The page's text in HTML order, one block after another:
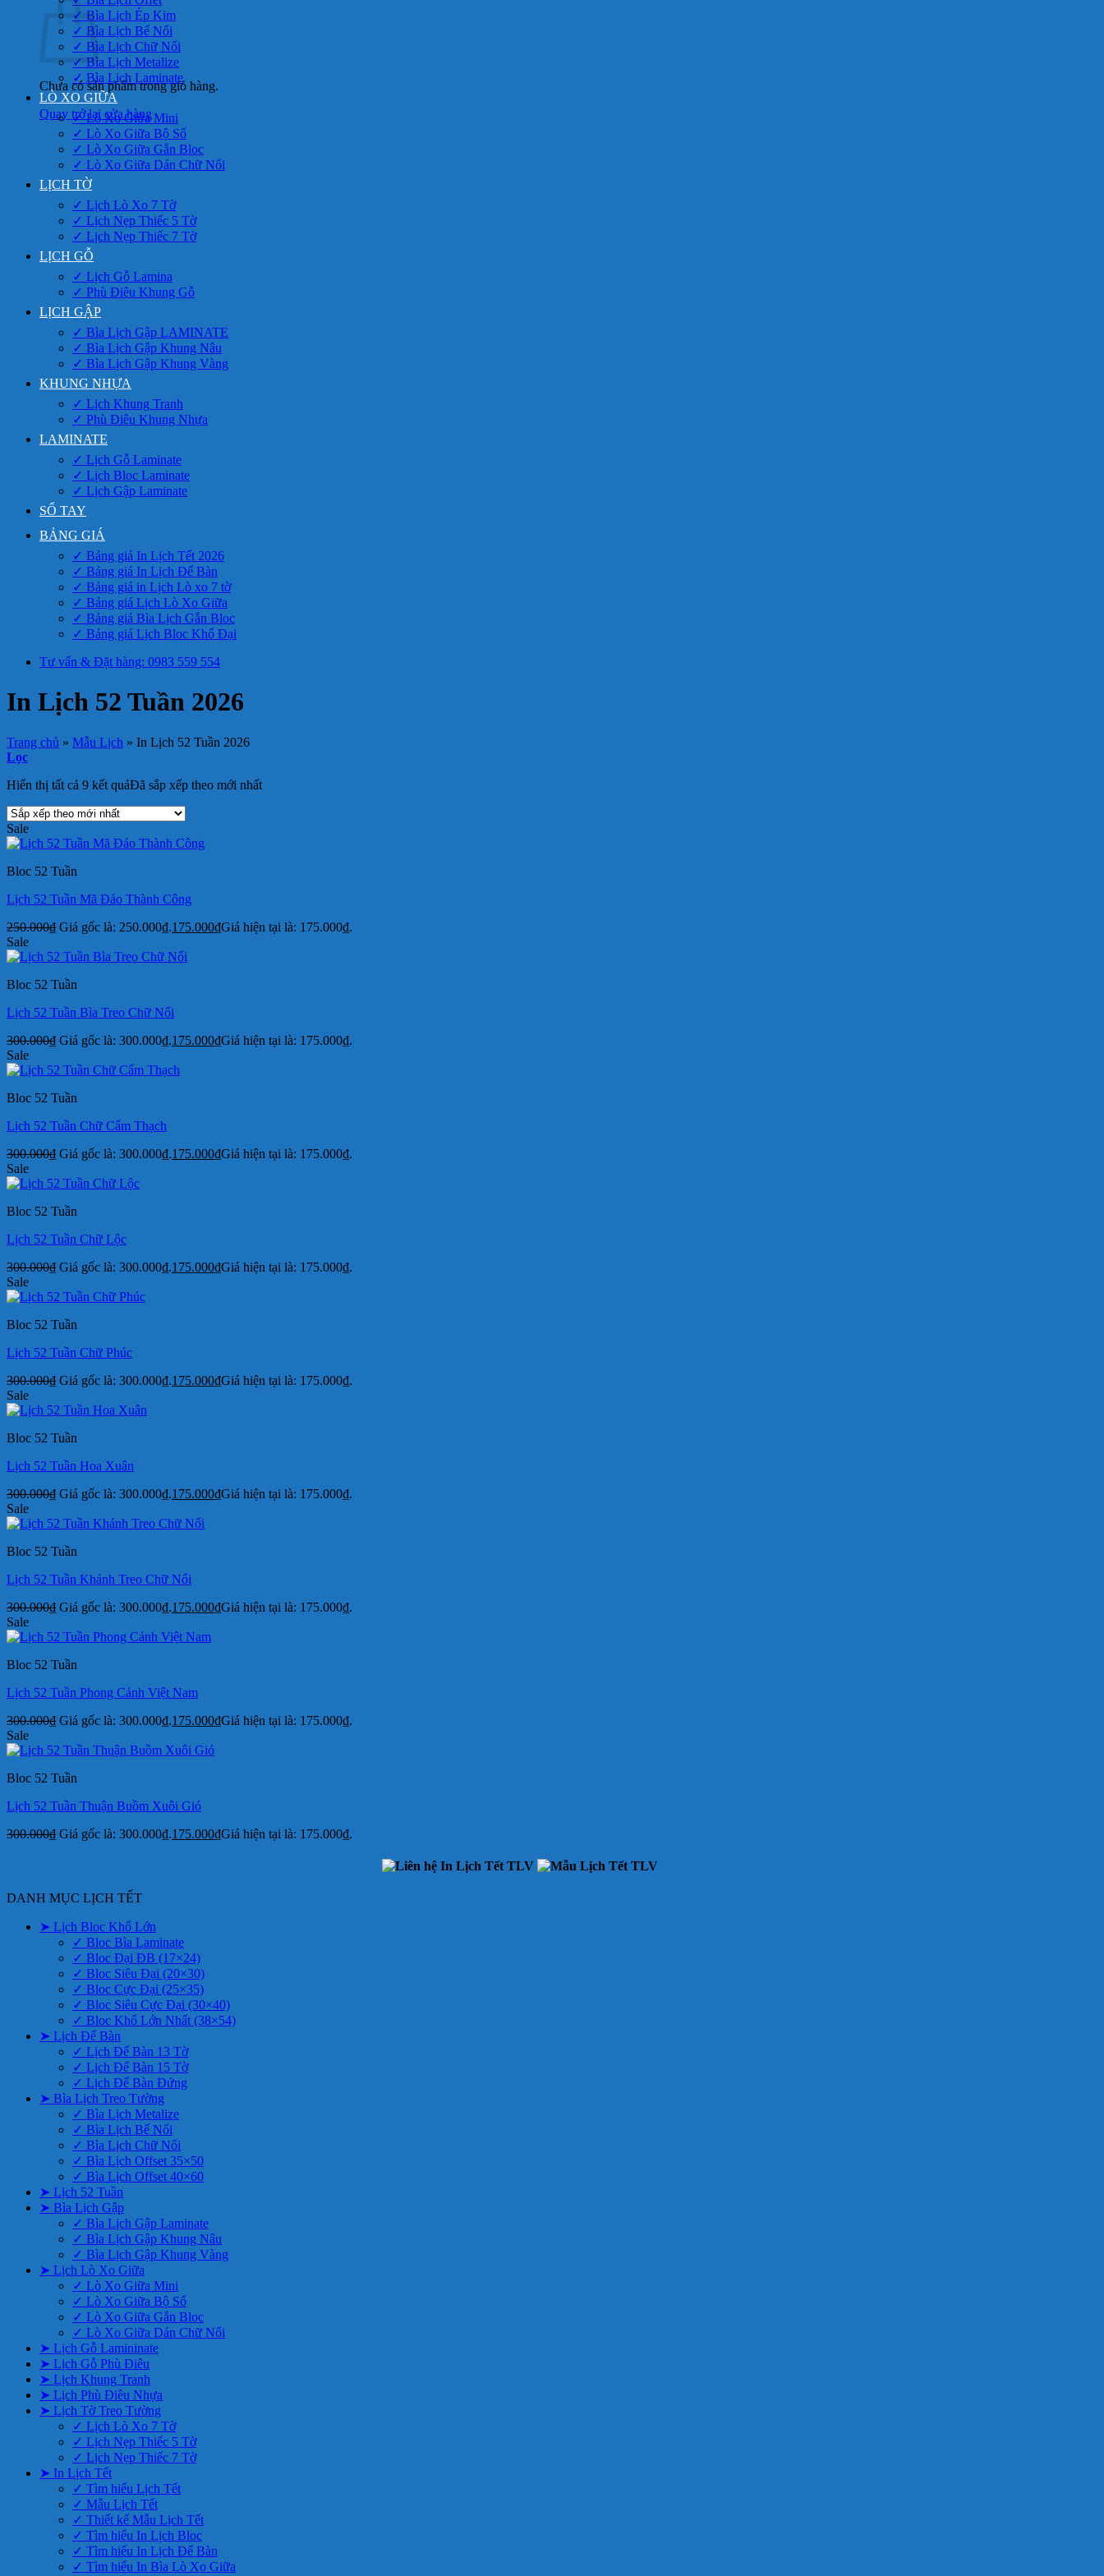
Chưa có sản phẩm trong giỏ hàng.
Quay trở lại cửa hàng
✓ Bìa Lịch Ép Kim
✓ Bìa Lịch Bế Nổi
✓ Bìa Lịch Chữ Nổi
✓ Bìa Lịch Metalize
✓ Bìa Lịch Laminate
LÒ XO GIỮA
✓ Lò Xo Giữa Mini
✓ Lò Xo Giữa Bộ Số
✓ Lò Xo Giữa Gắn Bloc
✓ Lò Xo Giữa Dán Chữ Nổi
LỊCH TỜ
✓ Lịch Lò Xo 7 Tờ
✓ Lịch Nẹp Thiếc 5 Tờ
✓ Lịch Nẹp Thiếc 7 Tờ
LỊCH GỖ
✓ Lịch Gỗ Lamina
✓ Phù Điêu Khung Gỗ
LỊCH GẬP
✓ Bìa Lịch Gập LAMINATE
✓ Bìa Lịch Gập Khung Nâu
✓ Bìa Lịch Gập Khung Vàng
KHUNG NHỰA
✓ Lịch Khung Tranh
✓ Phù Điêu Khung Nhựa
LAMINATE
✓ Lịch Gỗ Laminate
✓ Lịch Bloc Laminate
✓ Lịch Gập Laminate
SỔ TAY
BẢNG GIÁ
✓ Bảng giá In Lịch Tết 2026
✓ Bảng giá In Lịch Để Bàn
✓ Bảng giá in Lịch Lò xo 7 tờ
✓ Bảng giá Lịch Lò Xo Giữa
✓ Bảng giá Bìa Lịch Gắn Bloc
✓ Bảng giá Lịch Bloc Khổ Đại
Tư vấn & Đặt hàng: 0983 559 554
In Lịch 52 Tuần 2026
Trang chủ » Mẫu Lịch » In Lịch 52 Tuần 2026
Lọc
Hiển thị tất cả 9 kết quảĐã sắp xếp theo mới nhất
Sale
Bloc 52 Tuần
Lịch 52 Tuần Mã Đáo Thành Công
250.000₫ Giá gốc là: 250.000₫.175.000₫Giá hiện tại là: 175.000₫.
Sale
Bloc 52 Tuần
Lịch 52 Tuần Bìa Treo Chữ Nổi
300.000₫ Giá gốc là: 300.000₫.175.000₫Giá hiện tại là: 175.000₫.
Sale
Bloc 52 Tuần
Lịch 52 Tuần Chữ Cẩm Thạch
300.000₫ Giá gốc là: 300.000₫.175.000₫Giá hiện tại là: 175.000₫.
Sale
Bloc 52 Tuần
Lịch 52 Tuần Chữ Lộc
300.000₫ Giá gốc là: 300.000₫.175.000₫Giá hiện tại là: 175.000₫.
Sale
Bloc 52 Tuần
Lịch 52 Tuần Chữ Phúc
300.000₫ Giá gốc là: 300.000₫.175.000₫Giá hiện tại là: 175.000₫.
Sale
Bloc 52 Tuần
Lịch 52 Tuần Hoa Xuân
300.000₫ Giá gốc là: 300.000₫.175.000₫Giá hiện tại là: 175.000₫.
Sale
Bloc 52 Tuần
Lịch 52 Tuần Khánh Treo Chữ Nổi
300.000₫ Giá gốc là: 300.000₫.175.000₫Giá hiện tại là: 175.000₫.
Sale
Bloc 52 Tuần
Lịch 52 Tuần Phong Cảnh Việt Nam
300.000₫ Giá gốc là: 300.000₫.175.000₫Giá hiện tại là: 175.000₫.
Sale
Bloc 52 Tuần
Lịch 52 Tuần Thuận Buồm Xuôi Gió
300.000₫ Giá gốc là: 300.000₫.175.000₫Giá hiện tại là: 175.000₫.
DANH MỤC LỊCH TẾT
➤ Lịch Bloc Khổ Lớn
✓ Bloc Bìa Laminate
✓ Bloc Đại ĐB (17×24)
✓ Bloc Siêu Đại (20×30)
✓ Bloc Cực Đại (25×35)
✓ Bloc Siêu Cực Đại (30×40)
✓ Bloc Khổ Lớn Nhất (38×54)
➤ Lịch Để Bàn
✓ Lịch Để Bàn 13 Tờ
✓ Lịch Để Bàn 15 Tờ
✓ Lịch Để Bàn Đứng
➤ Bìa Lịch Treo Tường
✓ Bìa Lịch Metalize
✓ Bìa Lịch Bế Nổi
✓ Bìa Lịch Chữ Nổi
✓ Bìa Lịch Offset 35×50
✓ Bìa Lịch Offset 40×60
➤ Lịch 52 Tuần
➤ Bìa Lịch Gập
✓ Bìa Lịch Gập Laminate
✓ Bìa Lịch Gập Khung Nâu
✓ Bìa Lịch Gập Khung Vàng
➤ Lịch Lò Xo Giữa
✓ Lò Xo Giữa Mini
✓ Lò Xo Giữa Bộ Số
✓ Lò Xo Giữa Gắn Bloc
✓ Lò Xo Giữa Dán Chữ Nổi
➤ Lịch Gỗ Lamininate
➤ Lịch Gỗ Phù Điêu
➤ Lịch Khung Tranh
➤ Lịch Phù Điêu Nhựa
➤ Lịch Tờ Treo Tường
✓ Lịch Lò Xo 7 Tờ
✓ Lịch Nẹp Thiếc 5 Tờ
✓ Lịch Nẹp Thiếc 7 Tờ
➤ In Lịch Tết
✓ Tìm hiểu Lịch Tết
✓ Mẫu Lịch Tết
✓ Thiết kế Mẫu Lịch Tết
✓ Tìm hiểu In Lịch Bloc
✓ Tìm hiểu In Lịch Để Bàn
✓ Tìm hiểu In Bìa Lò Xo Giữa